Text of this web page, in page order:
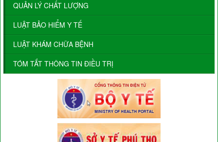
QUẢN LÝ CHẤT LƯỢNG
LUẬT BẢO HIỂM Y TẾ
LUẬT KHÁM CHỮA BỆNH
TÓM TẮT THÔNG TIN ĐIỀU TRỊ